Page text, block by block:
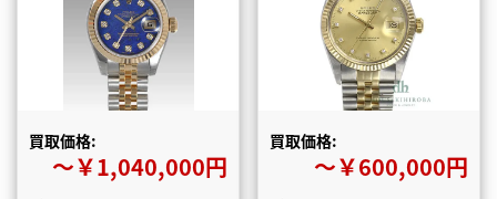
買取価格:
〜￥1,040,000円
買取価格:
〜￥600,000円